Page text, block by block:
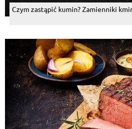
Odpowiedzi (1)
Kuchcik Mat, 25.03.2022
Ciasto przepyszne i proste, bo
Nie wymaga pieczenia. Ciasto
i gorzką czekoladą.
była zachwycona.
Sara, 31.12.2021
TAK Jak najbardziej polecam
właśnie przepisu
Czym zastąpić kumin? Zamienniki